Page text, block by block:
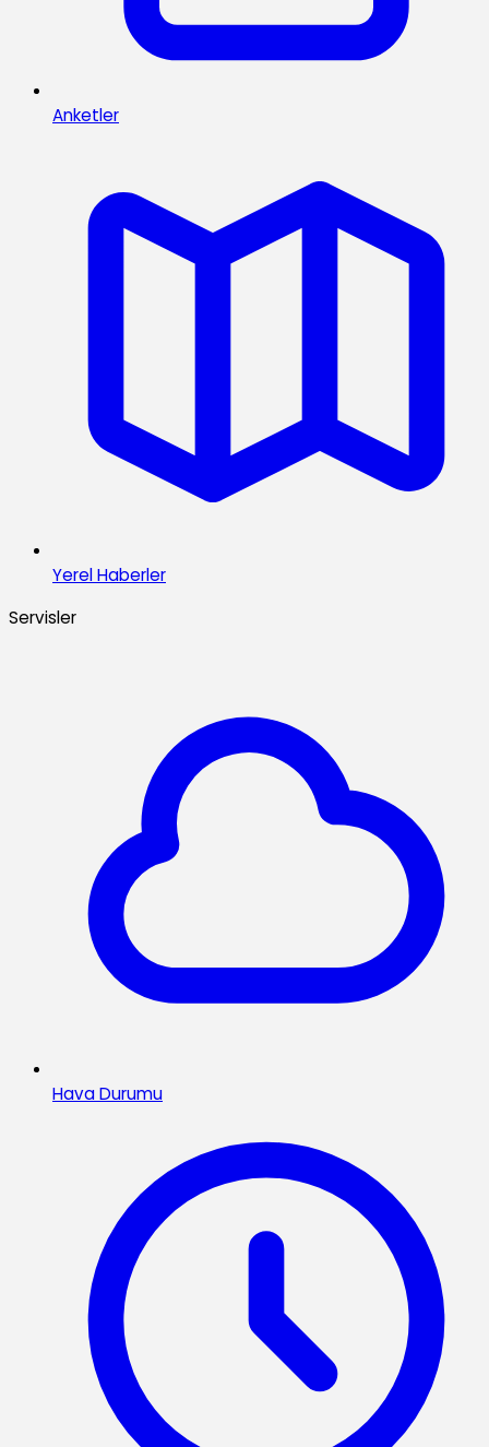
Anketler
Yerel Haberler
Servisler
Hava Durumu